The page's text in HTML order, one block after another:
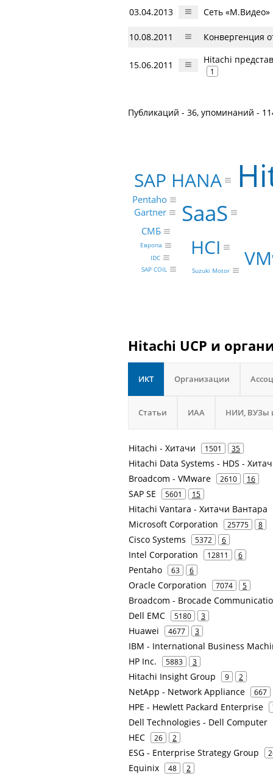
03.04.2013
Сеть «М.Видео»
10.08.2011 Конвергенция
15.06.2011 Hitachi
1
Публикаций - 36, упоминаний -
SaaS
HCI
SAP HANA
Pentaho
Gartner
СМБ
Европа
IDC
SAP COIL
Suzuki Motor
Hitachi UCP и
ИКТ Организации
Статьи ИАА НИИ, ВУЗы
Hitachi - Хитачи 1501 35
Hitachi Data Systems - HDS -
Broadcom - VMware
2610 16
SAP SE 5601 15
Hitachi Vantara - Хитачи Вантара
Microsoft Corporation
25775 8
Cisco Systems 5372 6
Intel Corporation 12811 6
Pentaho 63 6
Oracle Corporation 7074 5
Broadcom - Brocade
Dell EMC
5180 3
Huawei 4677 3
IBM - International Business
HP Inc.
5883 3
Hitachi Insight Group 9 2
NetApp - Network Appliance 667
HPE - Hewlett Packard Enterprise
Dell Technologies - Dell Computer
HEC
26 2
ESG - Enterprise Strategy Group
Equinix 48 2